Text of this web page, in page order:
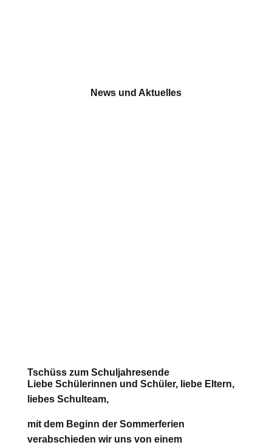
News und Aktuelles
Tschüss zum Schuljahresende
Liebe Schülerinnen und Schüler, liebe Eltern,
liebes Schulteam,
mit dem Beginn der Sommerferien
verabschieden wir uns von einem